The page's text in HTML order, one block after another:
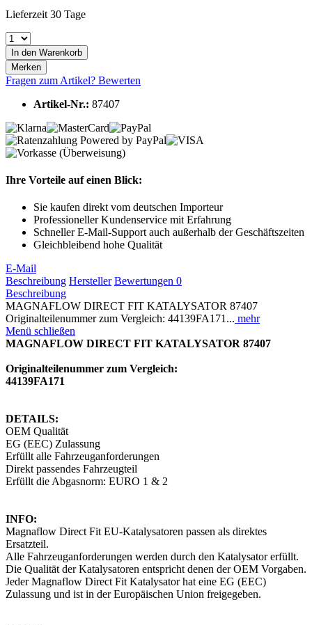
Lieferzeit 30 Tage
In den Warenkorb
Merken
Fragen zum Artikel? Bewerten
Artikel-Nr.: 87407
Ihre Vorteile auf einen Blick:
Sie kaufen direkt vom deutschen Importeur
Professioneller Kundenservice mit Erfahrung
Schneller E-Mail-Support auch außerhalb der Geschäftszeiten
Gleichbleibend hohe Qualität
E-Mail
Beschreibung Hersteller Bewertungen 0
Beschreibung
MAGNAFLOW DIRECT FIT KATALYSATOR 87407
Originalteilenummer zum Vergleich: 44139FA171... mehr
Menü schließen
MAGNAFLOW DIRECT FIT KATALYSATOR 87407
Originalteilenummer zum Vergleich:
44139FA171
DETAILS:
OEM Qualität
EG (EEC) Zulassung
Erfüllt alle Fahrzeuganforderungen
Direkt passendes Fahrzeugteil
Erfüllt die Abgasnorm: EURO 1 & 2
INFO:
Magnaflow Direct Fit EU-Katalysatoren passen als direktes
Ersatzteil.
Alle Fahrzeuganforderungen werden durch den Katalysator erfüllt.
Die Qualität der Katalysatoren entspricht denen der OEM Vorgaben.
Jeder Magnaflow Direct Fit Katalysator hat eine EG (EEC)
Zulassung und ist in der Europäischen Union freigegeben.